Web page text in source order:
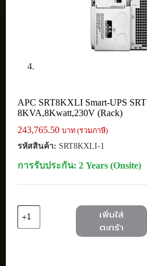
APC SRT8KXLI Smart-UPS SRT
8KVA,8Kwatt,230V (Rack)
243,765.50 บาท (รวมภาษี)
รหัสสินค้า: SRT8KXLI-1
การรับประกัน: 2 Years (Onsite)
จำนวน
เพิ่มใส่
ตะกร้า